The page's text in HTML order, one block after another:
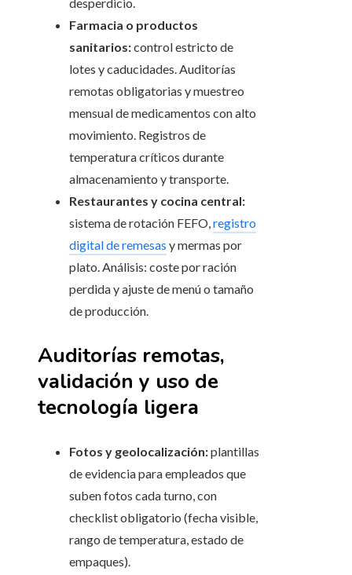
desperdicio.
Farmacia o productos
sanitarios:control estricto de
lotes y caducidades. Auditorías
remotas obligatorias y muestreo
mensual de medicamentos con alto
movimiento. Registros de
temperatura críticos durante
almacenamiento y transporte.
Restaurantes y cocina central:
sistema de rotación FEFO,registro
digital de remesas y mermas por
plato. Análisis: coste por ración
perdida y ajuste de menú o tamaño
de producción.
Auditorías remotas,
validación y uso de
tecnología ligera
Fotos y geolocalización:plantillas
de evidencia para empleados que
suben fotos cada turno, con
checklist obligatorio (fecha visible,
rango de temperatura, estado de
empaques).